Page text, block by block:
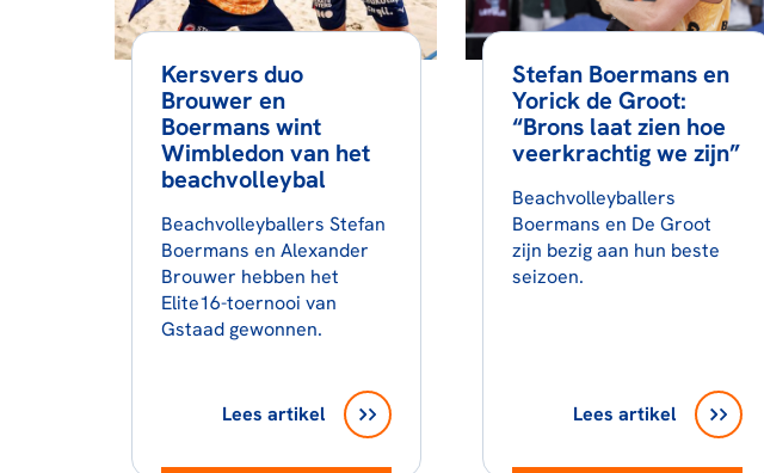
Kersvers duo
Brouwer en
Boermans wint
Wimbledon van het
beachvolleybal
Beachvolleyballers Stefan
Boermans en Alexander
Brouwer hebben het
Elite16-toernooi van
Gstaad gewonnen.
Lees artikel
Stefan Boermans en
Yorick de Groot:
“Brons laat zien hoe
veerkrachtig we zijn”
Beachvolleyballers
Boermans en De Groot
zijn bezig aan hun beste
seizoen.
Lees artikel